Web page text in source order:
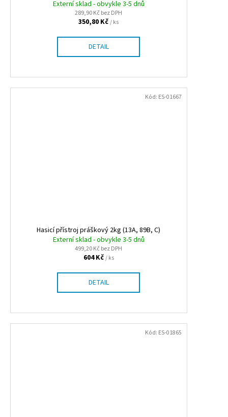
Externí sklad - obvykle 3-5 dnů
289,90 Kč bez DPH
350,80 Kč/ ks
DETAIL
Hasicí přístroj práškový 2kg (13A, 89B, C)
Externí sklad - obvykle 3-5 dnů
499,20 Kč bez DPH
604 Kč/ ks
DETAIL
Kód: ES-01667
Kód: ES-01865